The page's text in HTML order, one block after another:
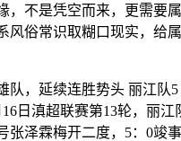
不是凭空而来，更需要
风俗常识取糊口现实，给
，延续连胜势头 丽江队5
日滇超联赛第13轮，丽江
张泽霖梅开二度，5：0竣